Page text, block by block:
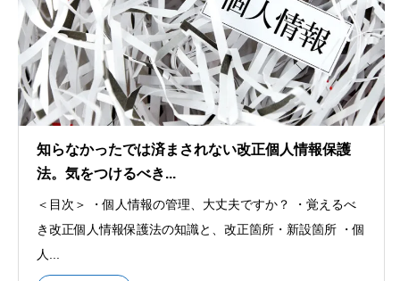
知らなかったでは済まされない改正個人情報保護
法。気をつけるべき...
＜目次＞ ・個人情報の管理、大丈夫ですか？ ・覚えるべ
き改正個人情報保護法の知識と、改正箇所・新設箇所 ・個
人...